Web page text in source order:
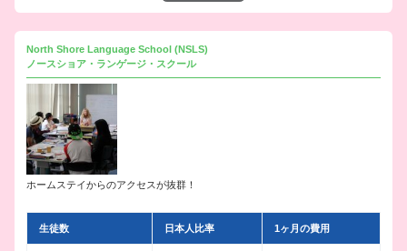
North Shore Language School (NSLS)
ノースショア・ランゲージ・スクール
ホームステイからのアクセスが抜群！
生徒数 日本人比率 1ヶ月の費用